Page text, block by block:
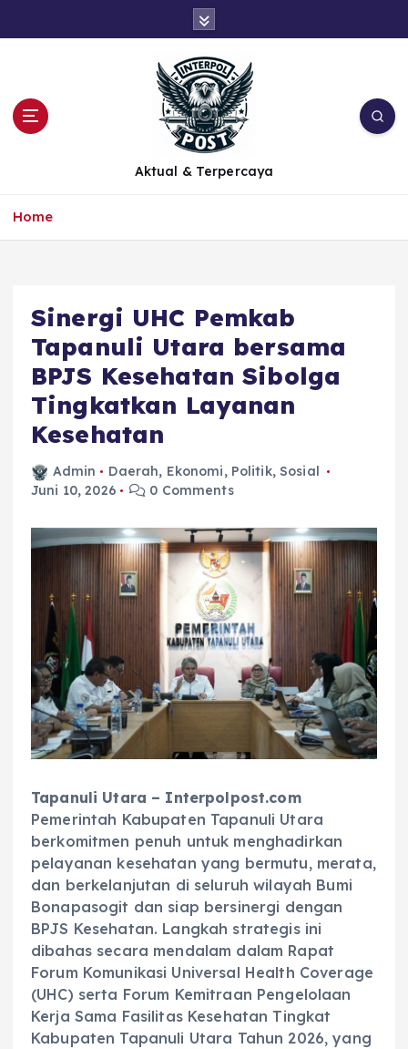
Aktual & Terpercaya
Home
Sinergi UHC Pemkab
Tapanuli Utara bersama
BPJS Kesehatan Sibolga
Tingkatkan Layanan
Kesehatan
Admin Daerah, Ekonomi, Politik,Sosial
Juni 10, 2026
0 Comments
Tapanuli Utara – Interpolpost.com
Pemerintah Kabupaten Tapanuli Utara
berkomitmen penuh untuk menghadirkan
pelayanan kesehatan yang bermutu, merata,
dan berkelanjutan di seluruh wilayah Bumi
Bonapasogit dan siap bersinergi dengan
BPJS Kesehatan. Langkah strategis ini
dibahas secara mendalam dalam Rapat
Forum Komunikasi Universal Health Coverage
(UHC) serta Forum Kemitraan Pengelolaan
Kerja Sama Fasilitas Kesehatan Tingkat
Kabupaten Tapanuli Utara Tahun 2026, yang